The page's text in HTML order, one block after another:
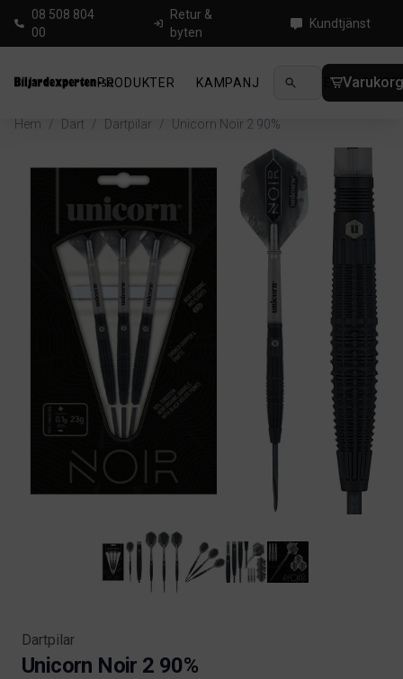
08 508 804
00
Retur &
byten
Kundtjänst
PRODUKTER KAMPANJ NYHETER
Hem / Dart / Dartpilar / Unicorn Noir 2 90%
Dartpilar
Unicorn Noir 2 90%